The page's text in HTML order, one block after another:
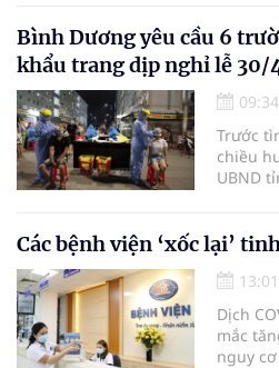
trường
Tuy
đã ghi
Bình Dương yêu cầu 6
khẩu trang dịp nghỉ lễ 30/
09:34
Trước
chiều
UBND
thành
trong
hiện
Các bệnh viện ‘xốc lại’
13:01
Dịch
mắc
nguy